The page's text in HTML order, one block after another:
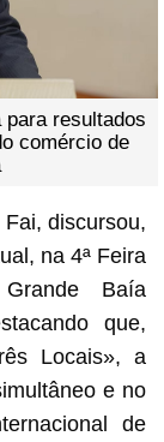
resultados
comércio de
discursou,
na 4ª Feira
Baía
que,
Locais», a
e no
de